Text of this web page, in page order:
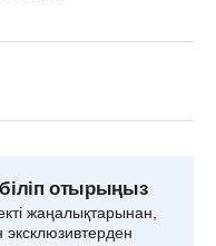
отырыңыз
жаңалықтарынан,